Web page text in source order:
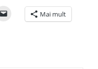
Mai mult